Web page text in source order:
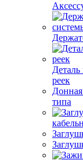
реек
Донная
типа